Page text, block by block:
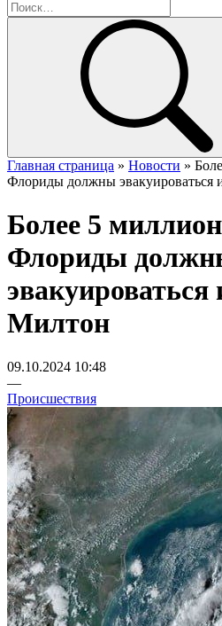
Главная страница » Новости »
Флориды должны эвакуироваться
Более 5
Флориды
эвакуироваться
Милтон
09.10.2024 10:48
—
Происшествия